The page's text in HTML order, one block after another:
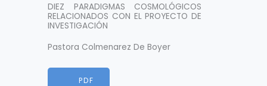
DIEZ PARADIGMAS COSMOLÓGICOS
RELACIONADOS CON EL PROYECTO DE
INVESTIGACIÓN
Pastora Colmenarez De Boyer
HTMLPDF